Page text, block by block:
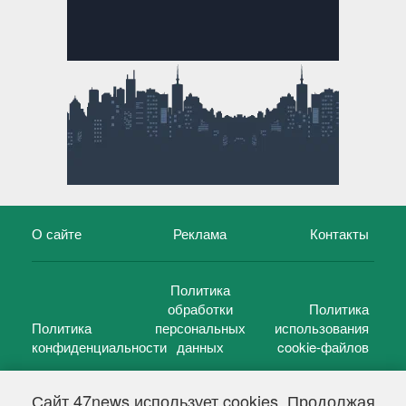
Сайт 47news использует cookies. Продолжая
О сайте Реклама Контакты
Политика
конфиденциальности
Политика
обработки
персональных
данных
Политика
использования
cookie-файлов